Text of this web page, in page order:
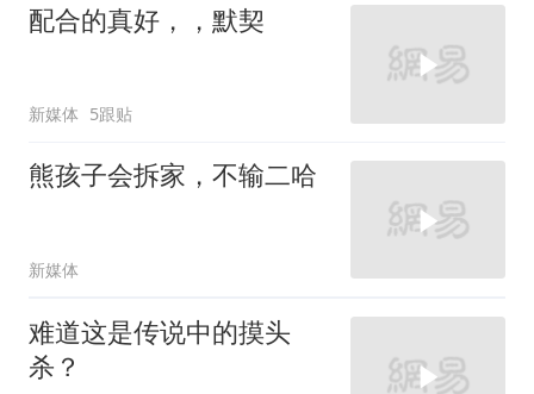
配合的真好，，默契
新媒体 5跟贴
熊孩子会拆家，不输二哈
新媒体
难道这是传说中的摸头
杀？